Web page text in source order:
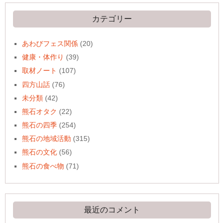
イ
ブ
カテゴリー
あわびフェス関係 (20)
健康・体作り (39)
取材ノート (107)
四方山話 (76)
未分類 (42)
熊石オタク (22)
熊石の四季 (254)
熊石の地域活動 (315)
熊石の文化 (56)
熊石の食べ物 (71)
最近のコメント